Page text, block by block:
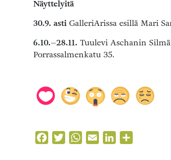
Näyttelyitä
30.9. asti GalleriArissa esillä Mari
6.10.–28.11. Tuulevi Aschanin
Porrassalmenkatu 35.
FacebookTwitterWhatsApp
Email LinkedIn